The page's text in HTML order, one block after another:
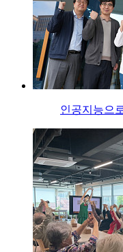
인공지능으